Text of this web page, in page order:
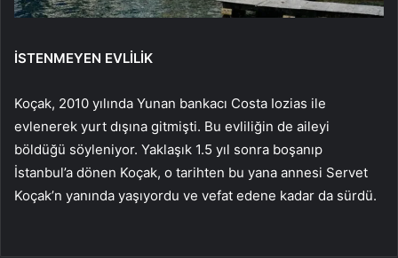
İSTENMEYEN EVLİLİK
Koçak, 2010 yılında Yunan bankacı Costa Iozias ile
evlenerek yurt dışına gitmişti. Bu evliliğin de aileyi
böldüğü söyleniyor. Yaklaşık 1.5 yıl sonra boşanıp
İstanbul’a dönen Koçak, o tarihten bu yana annesi Servet
Koçak’n yanında yaşıyordu ve vefat edene kadar da sürdü.